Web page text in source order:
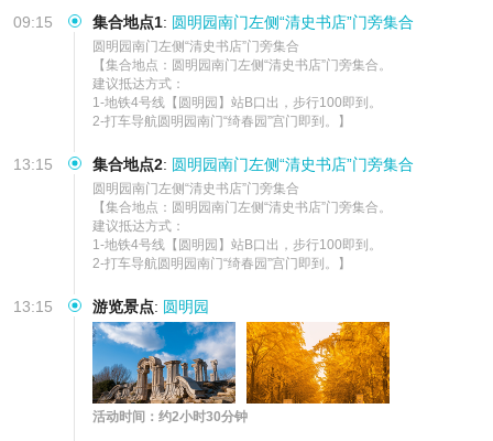
求，体验更贴合心意
09:15 集合地点1: 圆明园南门左侧“清史书店”门旁集合
圆明园南门左侧“清史书店”门旁集合
【集合地点：圆明园南门左侧“清史书店”门旁集合。
建议抵达方式：
1-地铁4号线【圆明园】站B口出，步行100即到。
2-打车导航圆明园南门“绮春园”宫门即到。】
13:15 集合地点2: 圆明园南门左侧“清史书店”门旁集合
圆明园南门左侧“清史书店”门旁集合
【集合地点：圆明园南门左侧“清史书店”门旁集合。
建议抵达方式：
1-地铁4号线【圆明园】站B口出，步行100即到。
2-打车导航圆明园南门“绮春园”宫门即到。】
13:15 游览景点: 圆明园
活动时间：约2小时30分钟